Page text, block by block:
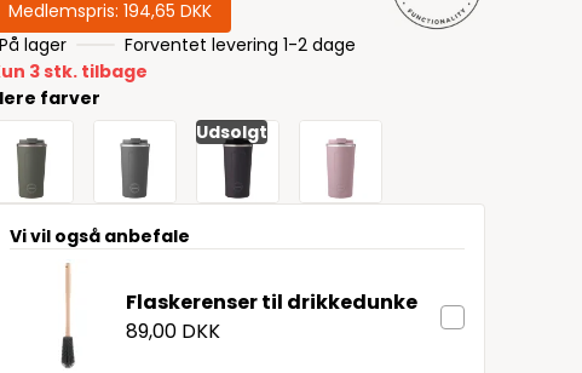
Medlemspris:194,65 DKK
På lager
Forventet levering 1-2 dage
3 stk. tilbage
farver
Udsolgt
Vi vil også anbefale
Flaskerenser til drikkedunke
89,00 DKK